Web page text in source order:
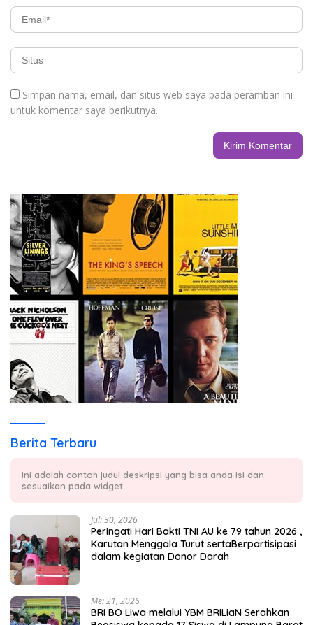
Simpan nama, email, dan situs web saya pada peramban ini
untuk komentar saya berikutnya.
Berita Terbaru
Ini adalah contoh judul deskripsi yang bisa anda isi dan
sesuaikan pada widget
Juli 30, 2026
Peringati Hari Bakti TNI AU ke 79 tahun 2026 ,
Karutan Menggala Turut sertaBerpartisipasi
dalam kegiatan Donor Darah
Mei 21, 2026
BRI BO Liwa melalui YBM BRILiaN Serahkan